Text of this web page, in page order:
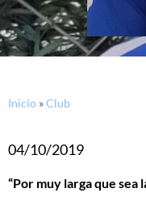
Inicio »Club
04/10/2019
“Por muy larga que